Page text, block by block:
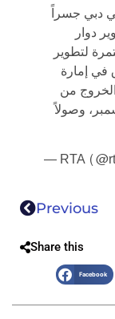
دبي جسراً
دوار
لتطوير
في إمارة
من
وصولاً
— RTA
Previous
Share this
Facebook